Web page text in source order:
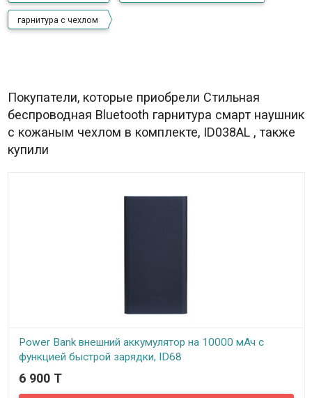
гарнитура с чехлом
Покупатели, которые приобрели Стильная
беспроводная Bluetooth гарнитура смарт наушник
с кожаным чехлом в комплекте, ID038AL , также
купили
Power Bank внешний аккумулятор на 10000 мАч с
функцией быстрой зарядки, ID68
В наличии
6 900 T